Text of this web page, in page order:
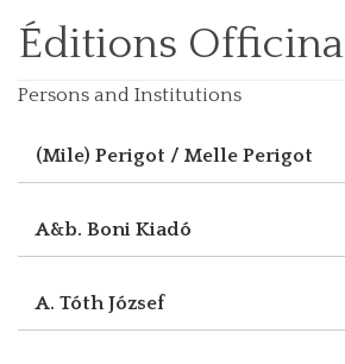
Éditions Officina
Persons and Institutions
(Mile) Perigot / Melle Perigot
A&b. Boni Kiadó
A. Tóth József